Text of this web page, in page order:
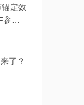
定效
参
了？